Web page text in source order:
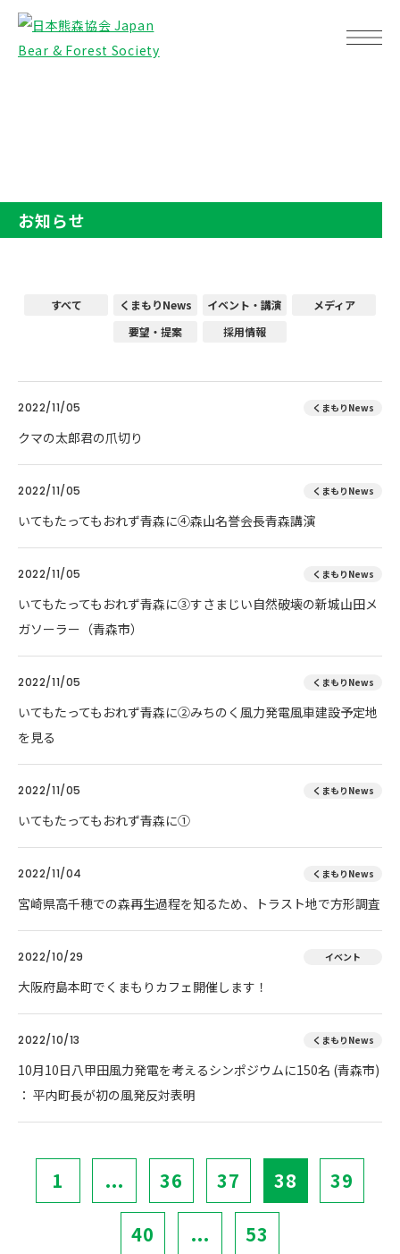
お知らせ
すべて くまもりNews イベント・講演
メディア
要望・提案
採用情報
2022/11/05 くまもりNews
クマの太郎君の爪切り
2022/11/05 くまもりNews
いてもたってもおれず青森に④森山名誉会長青森講演
2022/11/05 くまもりNews
いてもたってもおれず青森に③すさまじい自然破壊の新城山田メ
ガソーラー（青森市）
2022/11/05 くまもりNews
いてもたってもおれず青森に②みちのく風力発電風車建設予定地
を見る
2022/11/05 くまもりNews
いてもたってもおれず青森に①
2022/11/04 くまもりNews
宮崎県高千穂での森再生過程を知るため、トラスト地で方形調査
2022/10/29 イベント
大阪府島本町でくまもりカフェ開催します！
2022/10/13 くまもりNews
10月10日八甲田風力発電を考えるシンポジウムに150名 (青森市)
： 平内町長が初の風発反対表明
1 ... 36 37 38 39
40 ... 53